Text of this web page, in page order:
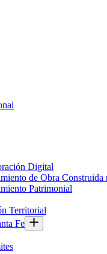
Digital
de Obra Construida
Patrimonial
Territorial
Fe